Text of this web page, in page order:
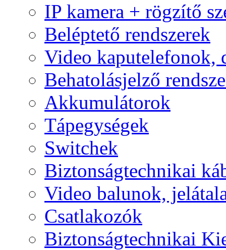
IP kamera + rögzítő
Beléptető rendszerek
Video kaputelefonok,
Behatolásjelző
Akkumulátorok
Tápegységek
Switchek
Biztonságtechnikai
Video balunok,
Csatlakozók
Biztonságtechnikai